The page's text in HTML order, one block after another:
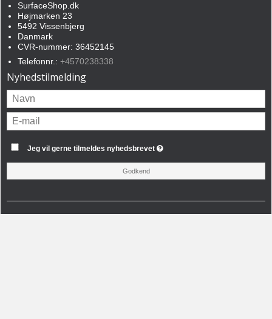
SurfaceShop.dk
Højmarken 23
5492 Vissenbjerg
Danmark
CVR-nummer: 36452145
Telefonnr.: +4570238338
Nyhedstilmelding
Jeg vil gerne tilmeldes nyhedsbrevet
Godkend